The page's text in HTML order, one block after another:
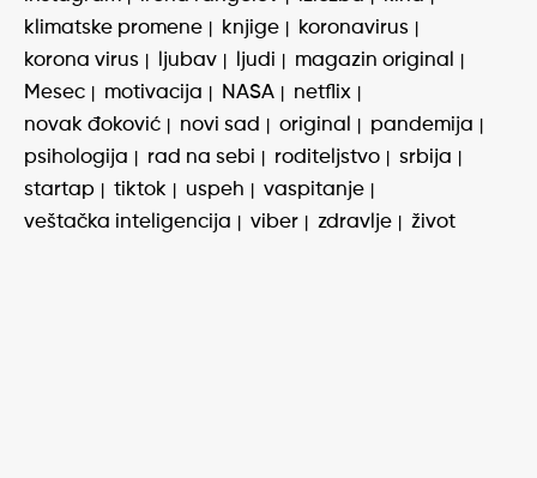
klimatske promene
knjige
koronavirus
korona virus
ljubav ljudi
magazin original
Mesec
motivacija NASA
netflix
novak đoković
novi sad original
pandemija
psihologija
rad na sebi roditeljstvo
srbija
startap
tiktok uspeh
vaspitanje
veštačka inteligencija
viber zdravlje život